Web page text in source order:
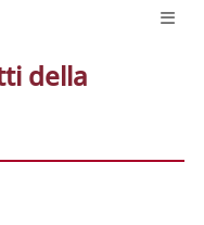
della